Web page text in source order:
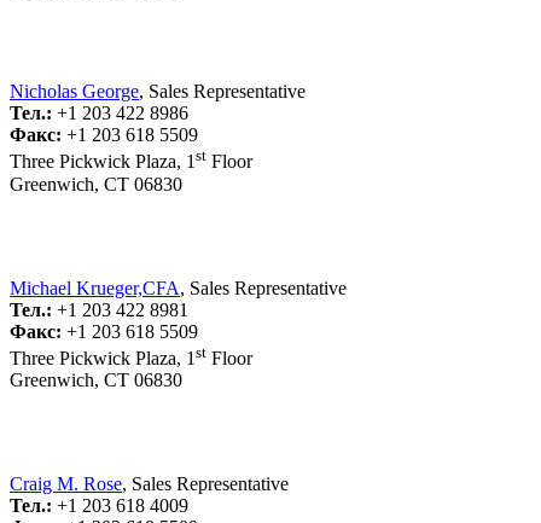
Nicholas George, Sales Representative
Тел.: +1 203 422 8986
Факс: +1 203 618 5509
Three Pickwick Plaza, 1st Floor
Greenwich, CT 06830
Michael Krueger,CFA, Sales Representative
Тел.: +1 203 422 8981
Факс: +1 203 618 5509
Three Pickwick Plaza, 1 st Floor
Greenwich, CT 06830
Craig M. Rose, Sales Representative
Тел.: +1 203 618 4009